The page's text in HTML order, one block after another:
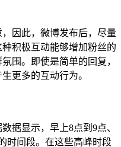
因此，微博发布后，尽量
积极互动能够增加粉丝的
围。即使是简单的回复，
更多的互动行为。
据显示，早上8点到9点、
时间段。在这些高峰时段